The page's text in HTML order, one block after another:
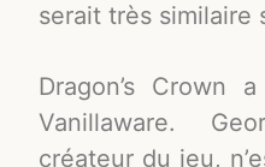
serait très similaire
Dragon’s Crown
Vanillaware.
créateur du jeu,